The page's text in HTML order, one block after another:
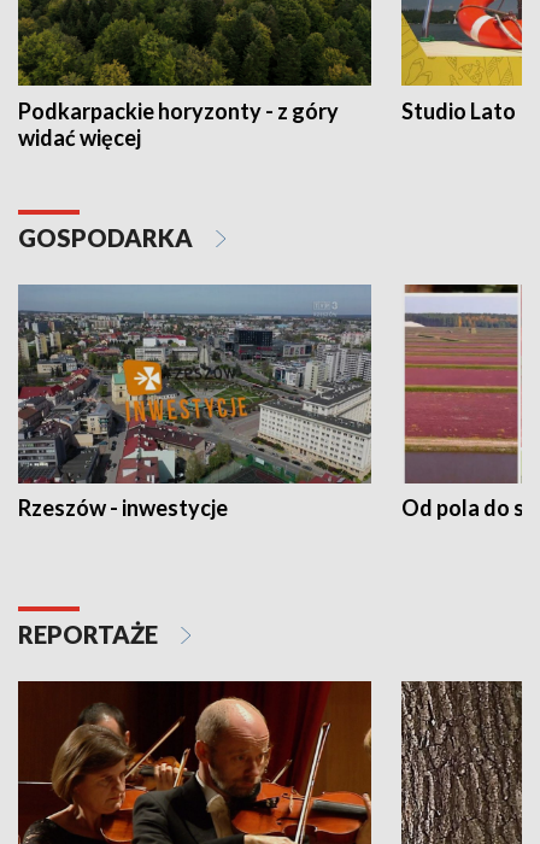
Podkarpackie horyzonty - z góry
widać więcej
Studio Lato
GOSPODARKA
Rzeszów - inwestycje Od pola do
REPORTAŻE